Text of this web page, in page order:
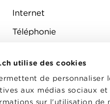
utilise des cookies
de
aux médias sociaux
sur l'utilisation de
Internet
Téléphonie